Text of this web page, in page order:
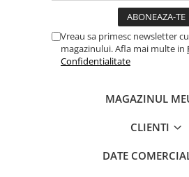
Vreau sa primesc newsletter
magazinului. Afla mai multe in
Confidentialitate
MAGAZINUL
CLIENTI
DATE